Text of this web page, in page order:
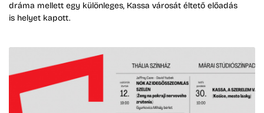
dráma mellett egy különleges, Kassa városát éltető előadás
is helyet kapott.